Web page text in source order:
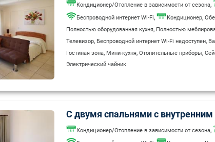
Кондиционер/Отопление в зависимости от сезона,
Беспроводной интернет Wi-Fi, Кондиционер,
Полностью оборудованная кухня, Полностью
Телевизор, Беспроводной интернет Wi-Fi недоступен,
Гостиная зона, Мини-кухня, Отопительные приборы,
Электрический чайник
С двумя спальнями с
Кондиционер/Отопление в зависимости от сезона,